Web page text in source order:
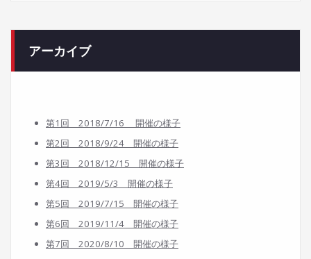
アーカイブ
第1回 2018/7/16 開催の様子
第2回 2018/9/24 開催の様子
第3回 2018/12/15 開催の様子
第4回 2019/5/3 開催の様子
第5回 2019/7/15 開催の様子
第6回 2019/11/4 開催の様子
第7回 2020/8/10 開催の様子